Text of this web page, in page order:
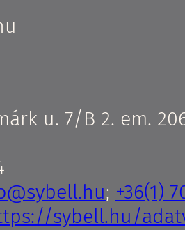
u. 7/B 2. em.
; +36(1)
sybell.hu/